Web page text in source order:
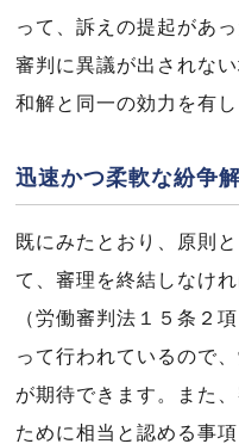
って、訴えの提起があ
審判に異議が出されな
和解と同一の効力を有し
迅速かつ柔軟な紛争
既にみたとおり、原則
て、審理を終結しなけ
（労働審判法１５条２
って行われているので
が期待できます。また
ために相当と認める事